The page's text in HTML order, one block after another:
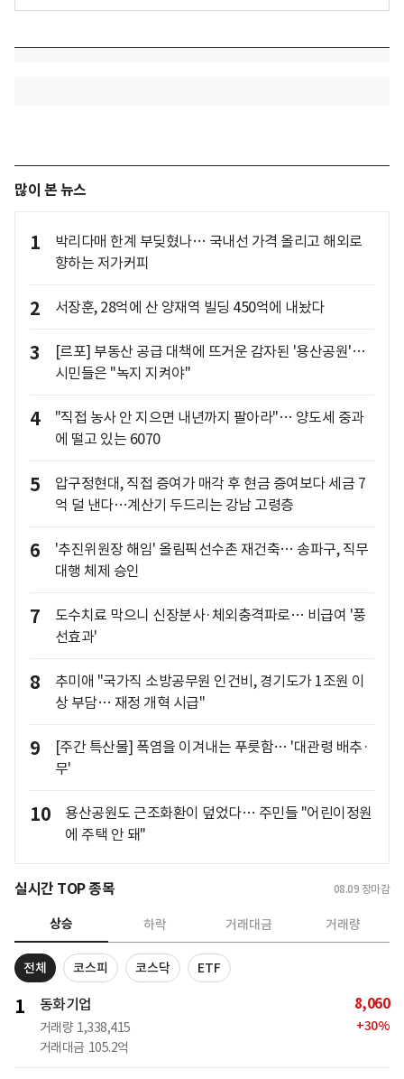
많이 본 뉴스
1
박리다매 한계 부딪혔나… 국내선 가격 올리고 해외로
향하는 저가커피
2 서장훈, 28억에 산 양재역 빌딩 450억에 내놨다
3
[르포] 부동산 공급 대책에 뜨거운 감자된 '용산공원'…
시민들은 "녹지 지켜야"
4
"직접 농사 안 지으면 내년까지 팔아라"… 양도세 중과
에 떨고 있는 6070
5
압구정현대, 직접 증여가 매각 후 현금 증여보다 세금 7
억 덜 낸다…계산기 두드리는 강남 고령층
6
'추진위원장 해임' 올림픽선수촌 재건축… 송파구, 직무
대행 체제 승인
7
도수치료 막으니 신장분사·체외충격파로… 비급여 '풍
선효과'
8
추미애 "국가직 소방공무원 인건비, 경기도가 1조원 이
상 부담… 재정 개혁 시급"
9
[주간 특산물] 폭염을 이겨내는 푸릇함… '대관령 배추·
무'
10
용산공원도 근조화환이 덮었다… 주민들 "어린이정원
에 주택 안 돼"
실시간 TOP 종목 08.09 장마감
상승 하락 거래대금 거래량
전체 코스피 코스닥 ETF
1 동화기업
거래량 1,338,415
거래대금 105.2억
8,060
+30%